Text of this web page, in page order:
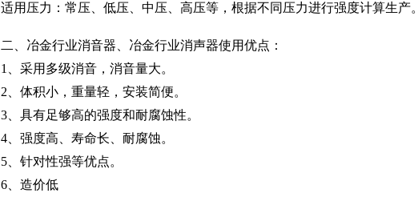
适用压力： 常压、低压、中压、高压等，根据不同压力进行强度计算生产。
二、冶金行业消音器、冶金行业消声器使用优点：
1、采用多级消音，消音量大。
2、体积小，重量轻，安装简便。
3、具有足够高的强度和耐腐蚀性。
4、强度高、寿命长、耐腐蚀。
5、针对性强等优点。
6、造价低